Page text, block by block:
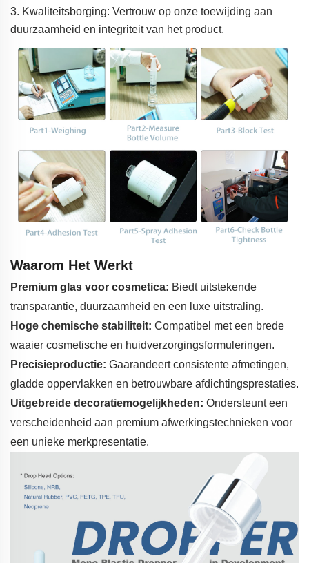
3. Kwaliteitsborging: Vertrouw op onze toewijding aan
duurzaamheid en integriteit van het product.
Waarom Het Werkt
Premium glas voor cosmetica: Biedt uitstekende
transparantie, duurzaamheid en een luxe uitstraling.
Hoge chemische stabiliteit: Compatibel met een brede
waaier cosmetische en huidverzorgingsformuleringen.
Precisieproductie: Gaarandeert consistente afmetingen,
gladde oppervlakken en betrouwbare afdichtingsprestaties.
Uitgebreide decoratiemogelijkheden: Ondersteunt een
verscheidenheid aan premium afwerkingstechnieken voor
een unieke merkpresentatie.